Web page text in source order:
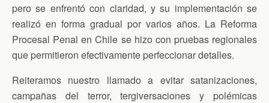
pero se enfrentó con claridad, y su implementación se
realizó en forma gradual por varios años. La Reforma
Procesal Penal en Chile se hizo con pruebas regionales
que permitieron efectivamente perfeccionar detalles.
Reiteramos nuestro llamado a evitar satanizaciones,
campañas del terror, tergiversaciones y polémicas